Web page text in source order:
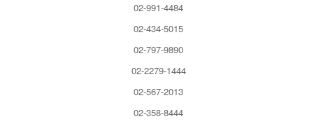
02-991-4484
02-434-5015
02-797-9890
02-2279-1444
02-567-2013
02-358-8444